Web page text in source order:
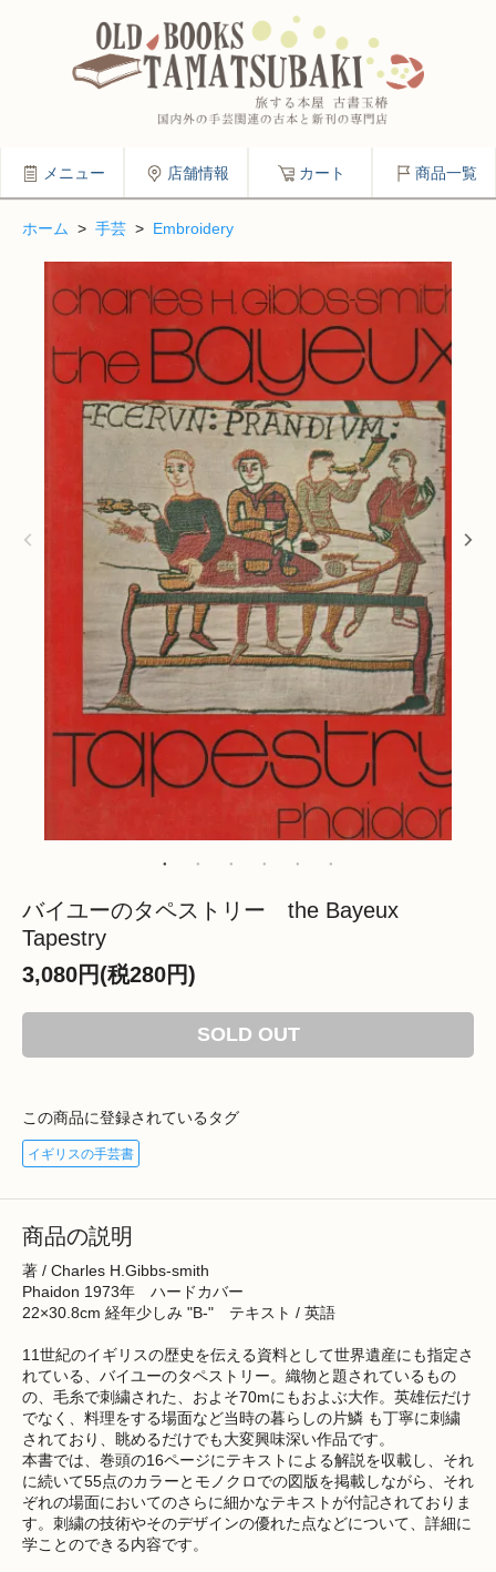
メニュー 店舗情報 カート 商品一覧
ホーム > 手芸 > Embroidery
バイユーのタペストリー the Bayeux
Tapestry
3,080円(税280円)
SOLD OUT
この商品に登録されているタグ
イギリスの手芸書
商品の説明
著 / Charles H.Gibbs-smith
Phaidon 1973年 ハードカバー
22×30.8cm 経年少しみ "B-" テキスト / 英語
11世紀のイギリスの歴史を伝える資料として世界遺産にも指定さ
れている、バイユーのタペストリー。織物と題されているもの
の、毛糸で刺繍された、およそ70mにもおよぶ大作。英雄伝だけ
でなく、料理をする場面など当時の暮らしの片鱗 も丁寧に刺繍
されており、眺めるだけでも大変興味深い作品です。
本書では、巻頭の16ページにテキストによる解説を収載し、それ
に続いて55点のカラーとモノクロでの図版を掲載しながら、それ
ぞれの場面においてのさらに細かなテキストが付記されておりま
す。刺繍の技術やそのデザインの優れた点などについて、詳細に
学ことのできる内容です。